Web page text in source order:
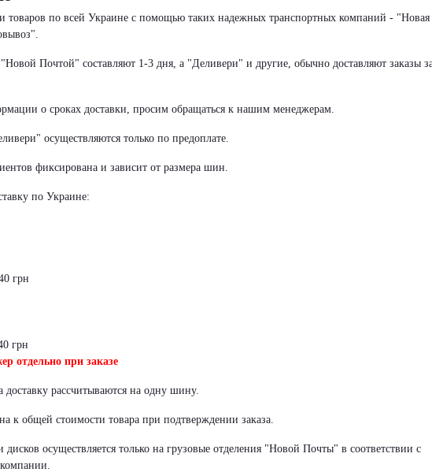
товаров по всей Украине с помощью таких надежных транспортных компаний - "Новая
Почтой" составляют 1-3 дня, а "Деливери" и другие, обычно доставляют заказы
о сроках доставки, просим обращаться к нашим менеджерам.
осуществляются только по предоплате.
фиксирована и зависит от размера шин.
по Украине:
грн
грн
отдельно при заказе
рассчитываются на одну шину.
к общей стоимости товара при подтверждении заказа.
осуществляется только на грузовые отделения "Новой Почты" в соответствии с